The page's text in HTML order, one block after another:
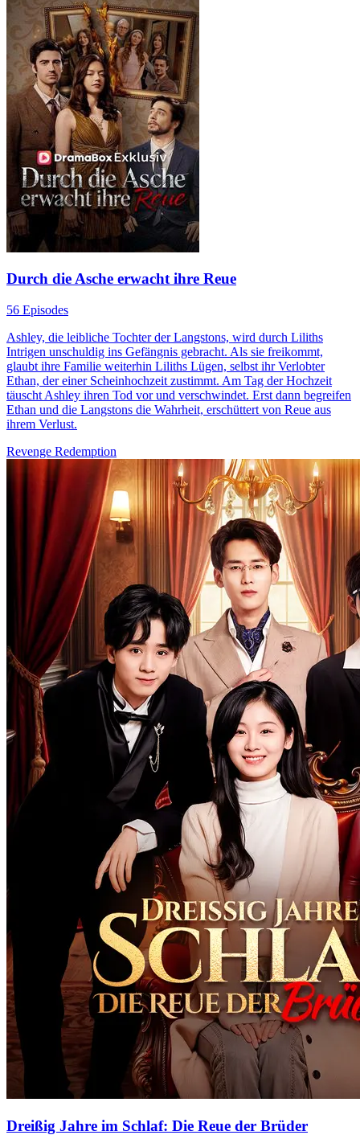
Durch die Asche erwacht ihre Reue
56 Episodes
Ashley, die leibliche Tochter der Langstons, wird durch Liliths
Intrigen unschuldig ins Gefängnis gebracht. Als sie freikommt,
glaubt ihre Familie weiterhin Liliths Lügen, selbst ihr Verlobter
Ethan, der einer Scheinhochzeit zustimmt. Am Tag der Hochzeit
täuscht Ashley ihren Tod vor und verschwindet. Erst dann begreifen
Ethan und die Langstons die Wahrheit, erschüttert von Reue aus
ihrem Verlust.
Revenge Redemption
Dreißig Jahre im Schlaf: Die Reue der Brüder